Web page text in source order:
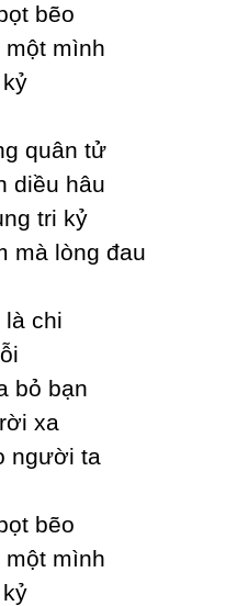
bẽo
một mình
quân tử
diều hâu
tri kỷ
mà lòng đau
là chi
bỏ bạn
xa
người ta
bẽo
một mình